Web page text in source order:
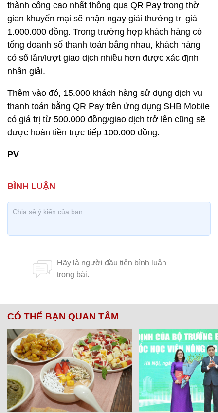
thành công cao nhất thông qua QR Pay trong thời
gian khuyến mại sẽ nhận ngay giải thưởng trị giá
1.000.000 đồng. Trong trường hợp khách hàng có
tổng doanh số thanh toán bằng nhau, khách hàng
có số lần/lượt giao dịch nhiều hơn được xác định
nhận giải.
Thêm vào đó, 15.000 khách hàng sử dụng dịch vụ
thanh toán bằng QR Pay trên ứng dụng SHB Mobile
có giá trị từ 500.000 đồng/giao dịch trở lên cũng sẽ
được hoàn tiền trực tiếp 100.000 đồng.
PV
CÓ THỂ BẠN QUAN TÂM